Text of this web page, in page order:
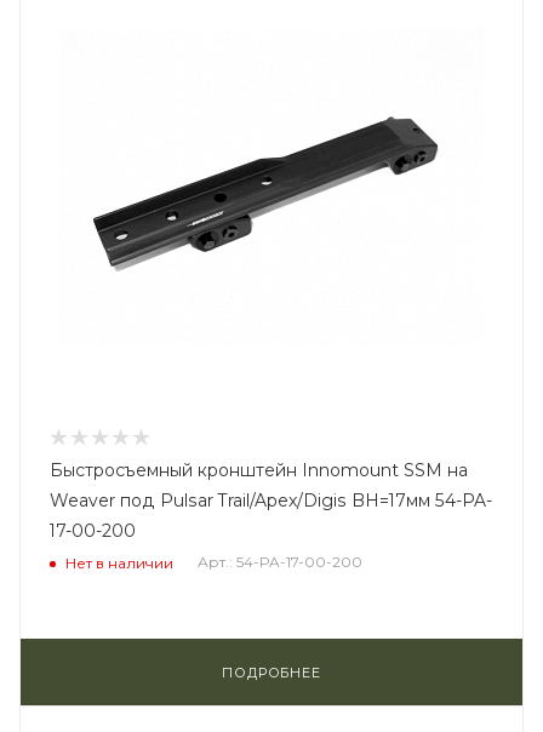
Быстросъемный кронштейн Innomount SSM на
Weaver под Pulsar Trail/Apex/Digis BH=17мм 54-PA-
17-00-200
Нет в наличии Арт.: 54-PA-17-00-200
ПОДРОБНЕЕ